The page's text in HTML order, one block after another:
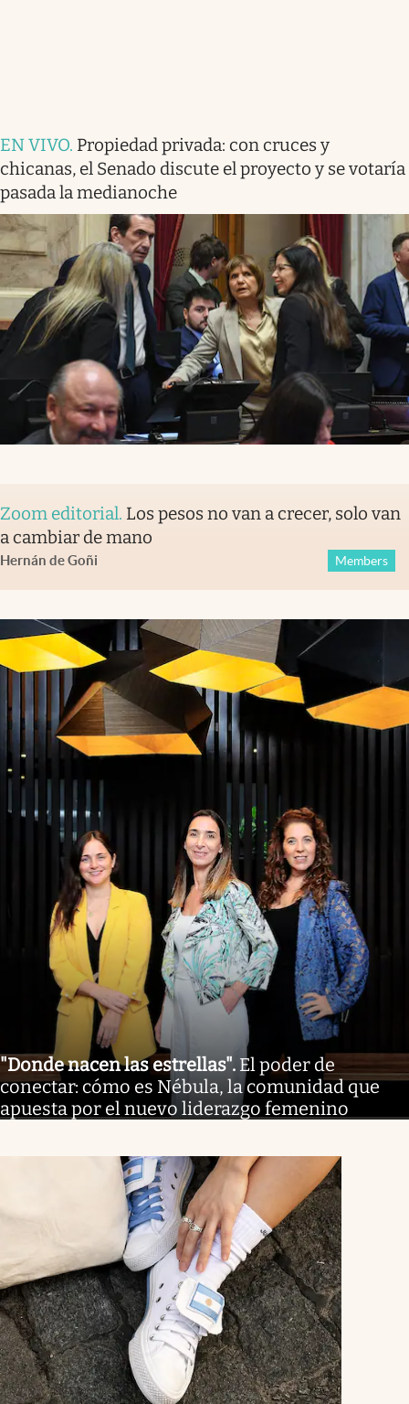
EN VIVO. Propiedad privada: con cruces y
chicanas, el Senado discute el proyecto y se votaría
pasada la medianoche
Zoom editorial. Los pesos no van a crecer, solo van
a cambiar de mano
Hernán de Goñi Members
"Donde nacen las estrellas". El poder de
conectar: cómo es Nébula, la comunidad que
apuesta por el nuevo liderazgo femenino